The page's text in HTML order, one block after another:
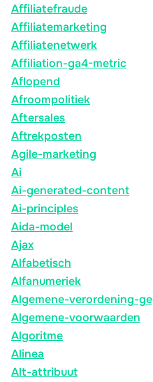
Affiliatefraude
Affiliatemarketing
Affiliatenetwerk
Affiliation-ga4-metric
Aflopend
Afroompolitiek
Aftersales
Aftrekposten
Agile-marketing
Ai
Ai-generated-content
Ai-principles
Aida-model
Ajax
Alfabetisch
Alfanumeriek
Algemene-verordening-
Algemene-voorwaarden
Algoritme
Alinea
Alt-attribuut